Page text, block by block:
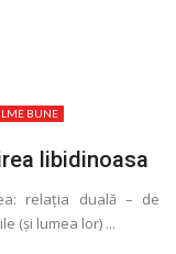
BUNE
libidinoasa
relația duală – de
(și lumea lor) ...